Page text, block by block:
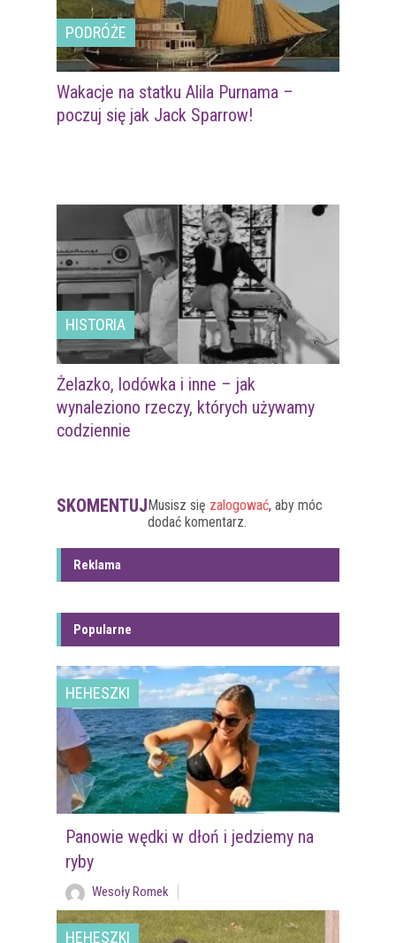
PODRÓŻE
Wakacje na statku Alila Purnama –
poczuj się jak Jack Sparrow!
HISTORIA
Żelazko, lodówka i inne – jak
wynaleziono rzeczy, których używamy
codziennie
SKOMENTUJMusisz się zalogować, aby móc
dodać komentarz.
Reklama
Popularne
HEHESZKI
Panowie wędki w dłoń i jedziemy na
ryby
Wesoły Romek
HEHESZKI